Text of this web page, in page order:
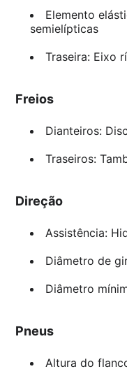
Elemento
semielípticas
Traseira: Eixo
Freios
Dianteiros:
Traseiros:
Direção
Assistência:
Diâmetro de
Diâmetro
Pneus
Altura do